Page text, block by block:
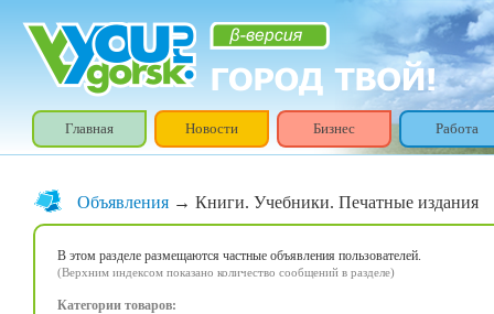
Главная Новости Бизнес Работа
Объявления → Книги. Учебники. Печатные издания
В этом разделе размещаются частные объявления пользователей.
(Верхним индексом показано количество сообщений в разделе)
Категории товаров: